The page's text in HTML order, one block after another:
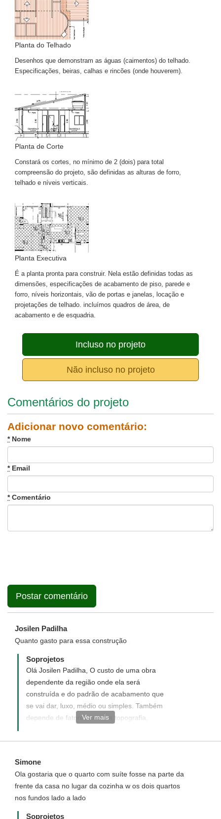
Planta do Telhado
Desenhos que demonstram as águas (caimentos) do telhado.
Especificações, beiras, calhas e rincões (onde houverem).
Planta de Corte
Constará os cortes, no mínimo de 2 (dois) para total
compreensão do projeto, são definidas as alturas de forro,
telhado e níveis verticais.
Planta Executiva
É a planta pronta para construir. Nela estão definidas todas as
dimensões, especificações de acabamento de piso, parede e
forro, níveis horizontais, vão de portas e janelas, locação e
projetações de telhado. incluímos quadros de área, de
acabamento e de esquadria.
Incluso no projeto
Não incluso no projeto
Comentários do projeto
Adicionar novo comentário:
*Nome
*Email
*Comentário
Josilen Padilha
Quanto gasto para essa construção
Soprojetos
Olá Josilen Padilha, O custo de uma obra
dependente da região onde ela será
construída e do padrão de acabamento que
se vai dar, luxo, médio ou simples. Também
depende de fatores como a topografia,
Sem contar estes últimos fatores, podemos
em tabelas de custos unitários fornecidos
pelos órgãos afins. Opcionalmente nossos
projetos acompanham o Orçamento
Quantitativo de Material, que é a relação da
quantidade de materiais a serem gastos na
Ver mais
Simone
Ola gostaria que o quarto com suíte fosse na parte da
frente da casa no lugar da cozinha w os dois quartos
nos fundos lado a lado
Soprojetos